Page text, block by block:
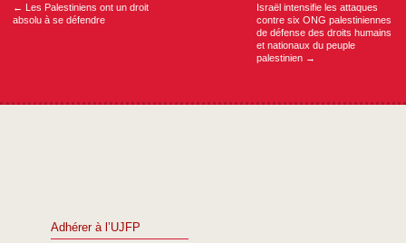
← Les Palestiniens ont un droit
absolu à se défendre
Israël intensifie les attaques
contre six ONG palestiniennes
de défense des droits humains
et nationaux du peuple
palestinien →
Adhérer à l’UJFP